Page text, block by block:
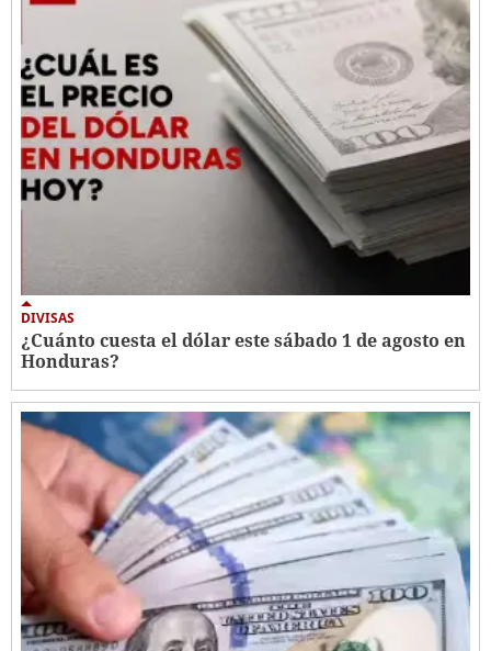
DIVISAS
¿Cuánto cuesta el dólar este sábado 1 de agosto en
Honduras?